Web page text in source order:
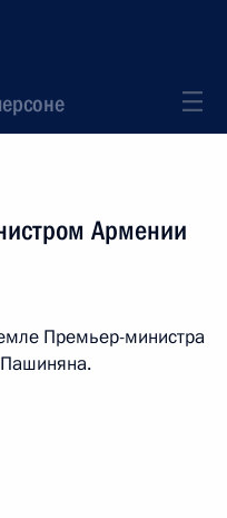
Армении
Премьер-министра